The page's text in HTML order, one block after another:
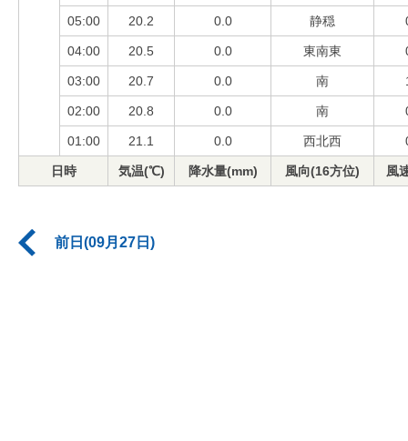
05:00 20.2 0.0 静穏
04:00 20.5 0.0 東南東
03:00 20.7 0.0 南
02:00 20.8 0.0 南
01:00 21.1 0.0 西北西
日時 気温(℃) 降水量(mm) 風向(16方位) 風
前日(09月27日)